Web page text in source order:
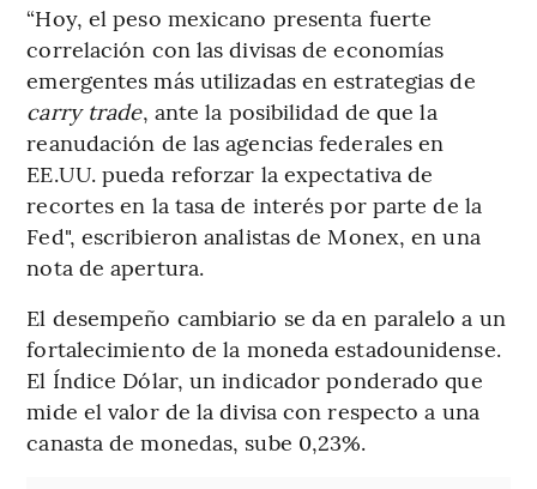
“Hoy, el peso mexicano presenta fuerte
correlación con las divisas de economías
emergentes más utilizadas en estrategias de
carry trade, ante la posibilidad de que la
reanudación de las agencias federales en
EE.UU. pueda reforzar la expectativa de
recortes en la tasa de interés por parte de la
Fed", escribieron analistas de Monex, en una
nota de apertura.
El desempeño cambiario se da en paralelo a un
fortalecimiento de la moneda estadounidense.
El Índice Dólar, un indicador ponderado que
mide el valor de la divisa con respecto a una
canasta de monedas, sube 0,23%.